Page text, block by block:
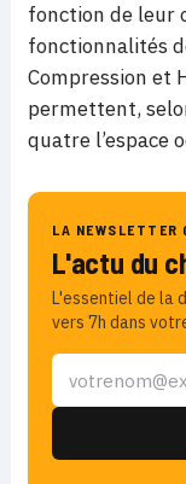
fonction de leur
fonctionnalités
Compression et
permettent,
quatre l’espace
LA NEWSLETTER
L'actu du
L'essentiel de la
vers 7h dans